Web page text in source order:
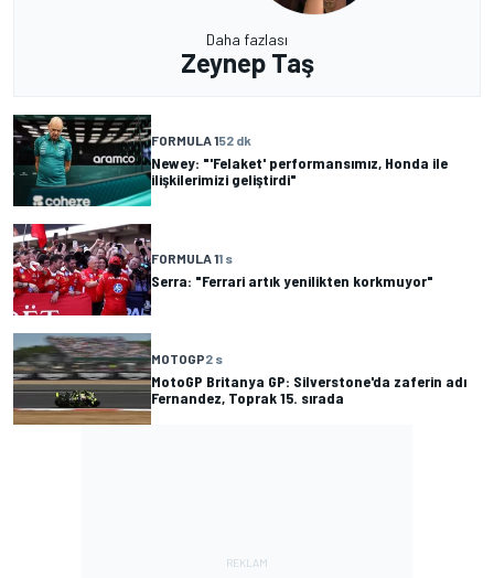
Daha fazlası
Zeynep Taş
FORMULA 152 dk
Newey: "'Felaket' performansımız, Honda ile
ilişkilerimizi geliştirdi"
FORMULA 11 s
Serra: "Ferrari artık yenilikten korkmuyor"
MOTOGP2 s
MotoGP Britanya GP: Silverstone'da zaferin adı
Fernandez, Toprak 15. sırada